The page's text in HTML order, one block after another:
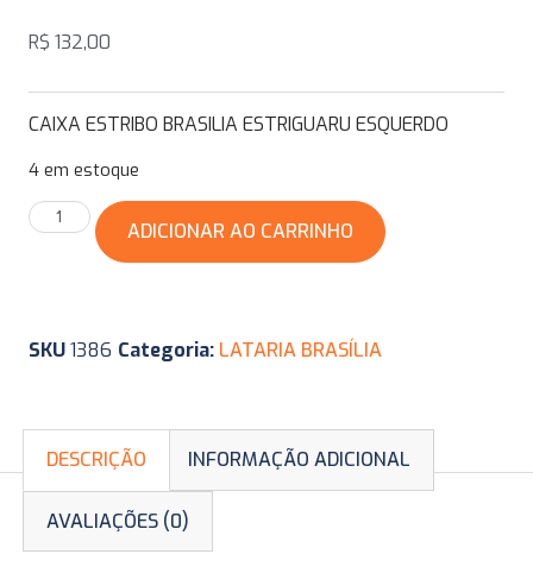
R$ 132,00
CAIXA ESTRIBO BRASILIA ESTRIGUARU ESQUERDO
4 em estoque
ADICIONAR AO CARRINHO
SKU1386 Categoria: LATARIA BRASÍLIA
DESCRIÇÃO INFORMAÇÃO ADICIONAL
AVALIAÇÕES (0)